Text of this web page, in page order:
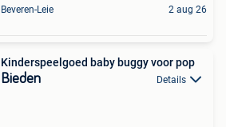
Beveren-Leie 2 aug 26
Kinderspeelgoed baby buggy voor pop
Bieden Details